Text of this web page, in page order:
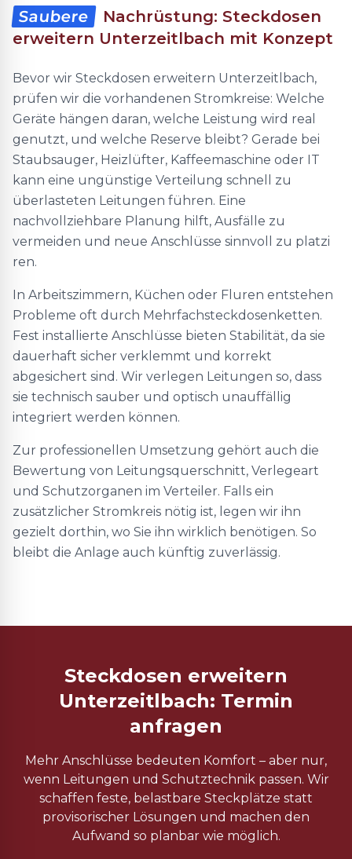
Saubere
Nachrüstung: Steckdosen
erweitern Unterzeitlbach mit Konzept
Bevor wir Steckdosen erweitern Unterzeitlbach,
prüfen wir die vorhandenen Stromkreise: Welche
Geräte hängen daran, welche Leistung wird real
genutzt, und welche Reserve bleibt? Gerade bei
Staubsauger, Heizlüfter, Kaffeemaschine oder IT
kann eine ungünstige Verteilung schnell zu
überlasteten Leitungen führen. Eine
nachvollziehbare Planung hilft, Ausfälle zu
vermeiden und neue Anschlüsse sinnvoll zu platzi
ren.
In Arbeitszimmern, Küchen oder Fluren entstehen
Probleme oft durch Mehrfachsteckdosenketten.
Fest installierte Anschlüsse bieten Stabilität, da sie
dauerhaft sicher verklemmt und korrekt
abgesichert sind. Wir verlegen Leitungen so, dass
sie technisch sauber und optisch unauffällig
integriert werden können.
Zur professionellen Umsetzung gehört auch die
Bewertung von Leitungsquerschnitt, Verlegeart
und Schutzorganen im Verteiler. Falls ein
zusätzlicher Stromkreis nötig ist, legen wir ihn
gezielt dorthin, wo Sie ihn wirklich benötigen. So
bleibt die Anlage auch künftig zuverlässig.
Steckdosen erweitern
Unterzeitlbach: Termin
anfragen
Mehr Anschlüsse bedeuten Komfort – aber nur,
wenn Leitungen und Schutztechnik passen. Wir
schaffen feste, belastbare Steckplätze statt
provisorischer Lösungen und machen den
Aufwand so planbar wie möglich.